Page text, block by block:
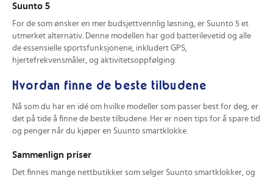
Suunto 5
For de som ønsker en mer budsjettvennlig løsning, er Suunto 5 et
utmerket alternativ. Denne modellen har god batterilevetid og alle
de essensielle sportsfunksjonene, inkludert GPS,
hjertefrekvensmåler, og aktivitetsoppfølging.
Hvordan finne de beste tilbudene
Nå som du har en idé om hvilke modeller som passer best for deg, er
det på tide å finne de beste tilbudene. Her er noen tips for å spare tid
og penger når du kjøper en Suunto smartklokke.
Sammenlign priser
Det finnes mange nettbutikker som selger Suunto smartklokker, og